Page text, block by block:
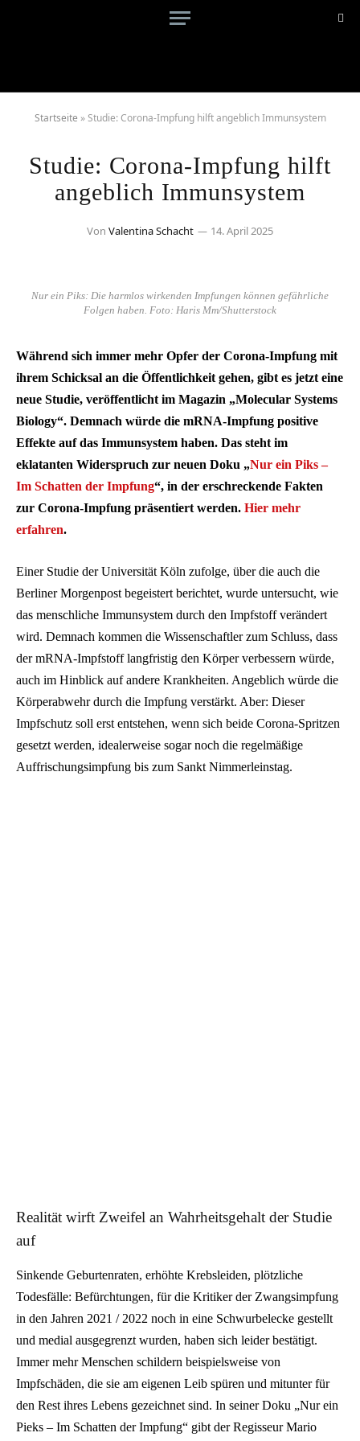
Startseite »Studie: Corona-Impfung hilft angeblich Immunsystem
Studie: Corona-Impfung hilft
angeblich Immunsystem
Von Valentina Schacht 14. April 2025
Nur ein Piks: Die harmlos wirkenden Impfungen können gefährliche
Folgen haben. Foto: Haris Mm/Shutterstock
Während sich immer mehr Opfer der Corona-Impfung mit
ihrem Schicksal an die Öffentlichkeit gehen, gibt es jetzt eine
neue Studie, veröffentlicht im Magazin „Molecular Systems
Biology“. Demnach würde die mRNA-Impfung positive
Effekte auf das Immunsystem haben. Das steht im
eklatanten Widerspruch zur neuen Doku „Nur ein Piks –
Im Schatten der Impfung“, in der erschreckende Fakten
zur Corona-Impfung präsentiert werden. Hier mehr
erfahren.
Einer Studie der Universität Köln zufolge, über die auch die
Berliner Morgenpost begeistert berichtet, wurde untersucht, wie
das menschliche Immunsystem durch den Impfstoff verändert
wird. Demnach kommen die Wissenschaftler zum Schluss, dass
der mRNA-Impfstoff langfristig den Körper verbessern würde,
auch im Hinblick auf andere Krankheiten. Angeblich würde die
Körperabwehr durch die Impfung verstärkt. Aber: Dieser
Impfschutz soll erst entstehen, wenn sich beide Corona-Spritzen
gesetzt werden, idealerweise sogar noch die regelmäßige
Auffrischungsimpfung bis zum Sankt Nimmerleinstag.
Realität wirft Zweifel an Wahrheitsgehalt der Studie
auf
Sinkende Geburtenraten, erhöhte Krebsleiden, plötzliche
Todesfälle: Befürchtungen, für die Kritiker der Zwangsimpfung
in den Jahren 2021 / 2022 noch in eine Schwurbelecke gestellt
und medial ausgegrenzt wurden, haben sich leider bestätigt.
Immer mehr Menschen schildern beispielsweise von
Impfschäden, die sie am eigenen Leib spüren und mitunter für
den Rest ihres Lebens gezeichnet sind. In seiner Doku „Nur ein
Pieks – Im Schatten der Impfung“ gibt der Regisseur Mario